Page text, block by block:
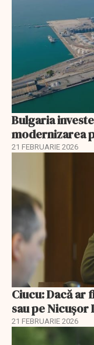
Bulgaria
modernizarea
21 FEBRUARIE 2026
Ciucu: Dacă ar
sau pe Nicușor
21 FEBRUARIE 2026